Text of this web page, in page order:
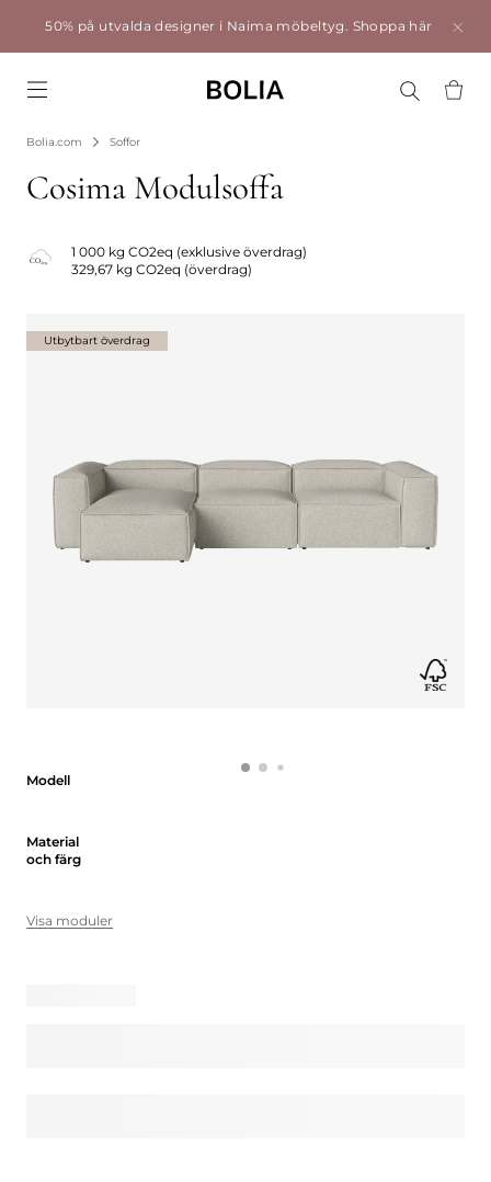
50% på utvalda designer i Naima möbeltyg. Shoppa här
Bolia.com Soffor
Cosima Modulsoffa
1 000 kg CO2eq (exklusive överdrag)
329,67 kg CO2eq (överdrag)
Modell
Material
och färg
Visa moduler
Utbytbart överdrag